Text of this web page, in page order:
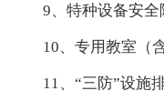
9、特种设备安全
10、专用教室（
11、“三防”设施